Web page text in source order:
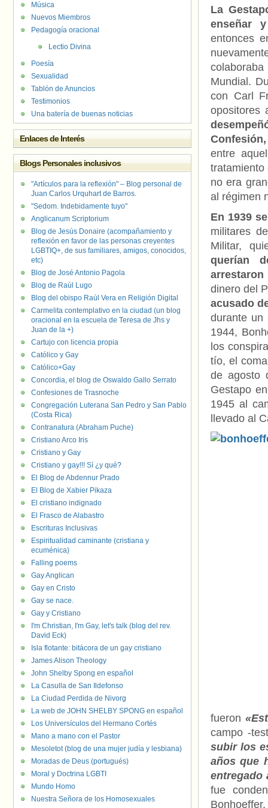
La
enseñar
entonces
Mundial.
con Carl
opositores
entre
tratamiento
no era
al régimen
En 1939
militares
Militar,
querían
dinero del
acusado
durante un
1944,
los
tío, el
de agosto
Gestapo
1945 al
llevado al
fueron
campo -
subir los
años que
entregado
fue
Música
Nuevos Miembros
Pedagogía oracional
Lectio Divina
Poesía
Sexualidad
Tablón de Anuncios
Testimonios
Una batería de buenas noticias
Enlaces de Interés
Blogs Personales inclusivos
"Artículos para la reflexión" – Blog personal de
Juan Carlos Urquhart de Barros.
"Sedom. Indebidamente tuyo"
Anglicanum Scriptorium
Blog de Jesús Donaire (acompañamiento y
reflexión en favor de las personas creyentes
LGBTIQ+, de sus familiares, amigos, conocidos,
etc)
Blog de José Antonio Pagola
Blog de Raúl Lugo
Blog del obispo Raúl Vera en Religión Digital
Carmelita contemplativo en la ciudad (un blog
oracional en la escuela de Teresa de Jhs y
Juan de la +)
Cartujo con licencia propia
Católico y Gay
Católico+Gay
Concordia, el blog de Oswaldo Gallo Serrato
Confesiones de Trasnoche
Congregación Luterana San Pedro y San Pablo
(Costa Rica)
Contranatura (Abraham Puche)
Cristiano Arco Iris
Cristiano y Gay
Cristiano y gay!!! Sí ¿y qué?
El Blog de Abdennur Prado
El Blog de Xabier Pikaza
El cristiano indignado
El Frasco de Alabastro
Escrituras Inclusivas
Espiritualidad caminante (cristiana y
ecuménica)
Falling poems
Gay Anglican
Gay en Cristo
Gay se nace.
Gay y Cristiano
I'm Christian, I'm Gay, let's talk (blog del rev.
David Eck)
Isla flotante: bitácora de un gay cristiano
James Alison Theology
John Shelby Spong en español
La Casulla de San Ildefonso
La Ciudad Perdida de Nivorg
La web de JOHN SHELBY SPONG en español
Los Universículos del Hermano Cortés
Mano a mano con el Pastor
Mesoletot (blog de una mujer judía y lesbiana)
Moradas de Deus (portugués)
Moral y Doctrina LGBTI
Mundo Homo
Nuestra Señora de los Homosexuales